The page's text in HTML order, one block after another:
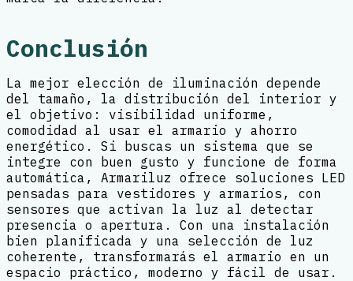
Conclusión
La mejor elección de iluminación depende
del tamaño, la distribución del interior y
el objetivo: visibilidad uniforme,
comodidad al usar el armario y ahorro
energético. Si buscas un sistema que se
integre con buen gusto y funcione de forma
automática, Armariluz ofrece soluciones LED
pensadas para vestidores y armarios, con
sensores que activan la luz al detectar
presencia o apertura. Con una instalación
bien planificada y una selección de luz
coherente, transformarás el armario en un
espacio práctico, moderno y fácil de usar.